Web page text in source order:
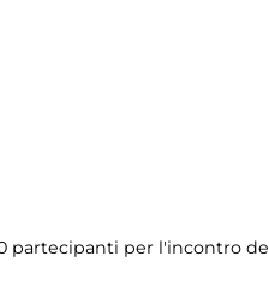
partecipanti per l'incontro